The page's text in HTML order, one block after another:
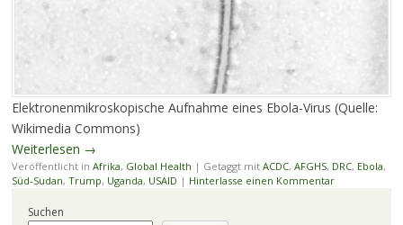
Elektronenmikroskopische Aufnahme eines Ebola-Virus (Quelle:
Wikimedia Commons)
Weiterlesen →
Veröffentlicht in Afrika, Global Health | Getaggt mit ACDC, AFGHS, DRC, Ebola,
Süd-Sudan, Trump, Uganda, USAID | Hinterlasse einen Kommentar
Suchen